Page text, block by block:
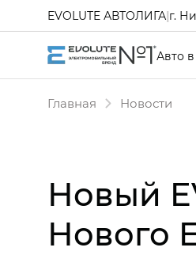
EVOLUTE АВТОЛИГА|г.
Авто
Главная Новости
Новый
Нового